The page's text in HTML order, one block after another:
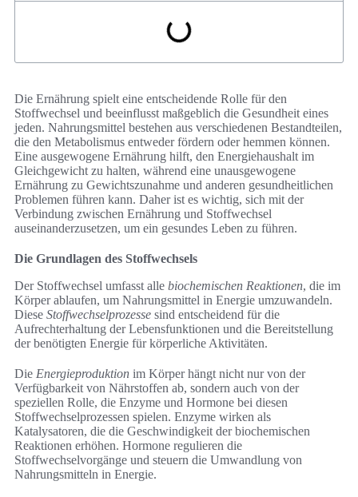
Die Ernährung spielt eine entscheidende Rolle für den
Stoffwechsel und beeinflusst maßgeblich die Gesundheit eines
jeden. Nahrungsmittel bestehen aus verschiedenen Bestandteilen,
die den Metabolismus entweder fördern oder hemmen können.
Eine ausgewogene Ernährung hilft, den Energiehaushalt im
Gleichgewicht zu halten, während eine unausgewogene
Ernährung zu Gewichtszunahme und anderen gesundheitlichen
Problemen führen kann. Daher ist es wichtig, sich mit der
Verbindung zwischen Ernährung und Stoffwechsel
auseinanderzusetzen, um ein gesundes Leben zu führen.
Die Grundlagen des Stoffwechsels
Der Stoffwechsel umfasst alle biochemischen Reaktionen, die im
Körper ablaufen, um Nahrungsmittel in Energie umzuwandeln.
Diese Stoffwechselprozesse sind entscheidend für die
Aufrechterhaltung der Lebensfunktionen und die Bereitstellung
der benötigten Energie für körperliche Aktivitäten.
Die Energieproduktion im Körper hängt nicht nur von der
Verfügbarkeit von Nährstoffen ab, sondern auch von der
speziellen Rolle, die Enzyme und Hormone bei diesen
Stoffwechselprozessen spielen. Enzyme wirken als
Katalysatoren, die die Geschwindigkeit der biochemischen
Reaktionen erhöhen. Hormone regulieren die
Stoffwechselvorgänge und steuern die Umwandlung von
Nahrungsmitteln in Energie.